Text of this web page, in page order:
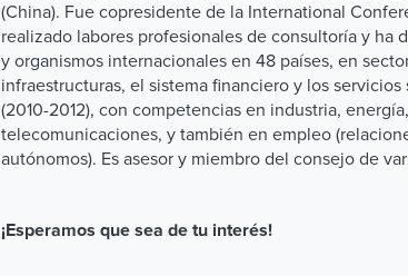
(China). Fue copresidente de la International
realizado labores profesionales de consultoría y ha
y organismos internacionales en 48 países, en
infraestructuras, el sistema financiero y los
(2010-2012), con competencias en industria,
telecomunicaciones, y también en empleo
autónomos). Es asesor y miembro del consejo de
¡Esperamos que sea de tu interés!